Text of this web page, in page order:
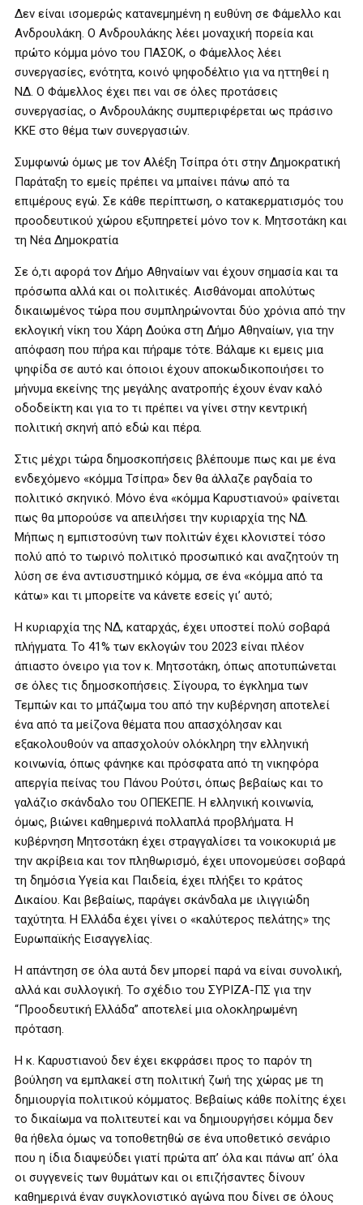
Δεν είναι ισομερώς κατανεμημένη η ευθύνη σε Φάμελλο και
Ανδρουλάκη. Ο Ανδρουλάκης λέει μοναχική πορεία και
πρώτο κόμμα μόνο του ΠΑΣΟΚ, ο Φάμελλος λέει
συνεργασίες, ενότητα, κοινό ψηφοδέλτιο για να ηττηθεί η
ΝΔ. Ο Φάμελλος έχει πει ναι σε όλες προτάσεις
συνεργασίας, ο Ανδρουλάκης συμπεριφέρεται ως πράσινο
ΚΚΕ στο θέμα των συνεργασιών.
Συμφωνώ όμως με τον Αλέξη Τσίπρα ότι στην Δημοκρατική
Παράταξη το εμείς πρέπει να μπαίνει πάνω από τα
επιμέρους εγώ. Σε κάθε περίπτωση, ο κατακερματισμός του
προοδευτικού χώρου εξυπηρετεί μόνο τον κ. Μητσοτάκη και
τη Νέα Δημοκρατία
Σε ό,τι αφορά τον Δήμο Αθηναίων ναι έχουν σημασία και τα
πρόσωπα αλλά και οι πολιτικές. Αισθάνομαι απολύτως
δικαιωμένος τώρα που συμπληρώνονται δύο χρόνια από την
εκλογική νίκη του Χάρη Δούκα στη Δήμο Αθηναίων, για την
απόφαση που πήρα και πήραμε τότε. Βάλαμε κι εμεις μια
ψηφίδα σε αυτό και όποιοι έχουν αποκωδικοποιήσει το
μήνυμα εκείνης της μεγάλης ανατροπής έχουν έναν καλό
οδοδείκτη και για το τι πρέπει να γίνει στην κεντρική
πολιτική σκηνή από εδώ και πέρα.
Στις μέχρι τώρα δημοσκοπήσεις βλέπουμε πως και με ένα
ενδεχόμενο «κόμμα Τσίπρα» δεν θα άλλαζε ραγδαία το
πολιτικό σκηνικό. Μόνο ένα «κόμμα Καρυστιανού» φαίνεται
πως θα μπορούσε να απειλήσει την κυριαρχία της ΝΔ.
Μήπως η εμπιστοσύνη των πολιτών έχει κλονιστεί τόσο
πολύ από το τωρινό πολιτικό προσωπικό και αναζητούν τη
λύση σε ένα αντισυστημικό κόμμα, σε ένα «κόμμα από τα
κάτω» και τι μπορείτε να κάνετε εσείς γι’ αυτό;
Η κυριαρχία της ΝΔ, καταρχάς, έχει υποστεί πολύ σοβαρά
πλήγματα. Το 41% των εκλογών του 2023 είναι πλέον
άπιαστο όνειρο για τον κ. Μητσοτάκη, όπως αποτυπώνεται
σε όλες τις δημοσκοπήσεις. Σίγουρα, το έγκλημα των
Τεμπών και το μπάζωμα του από την κυβέρνηση αποτελεί
ένα από τα μείζονα θέματα που απασχόλησαν και
εξακολουθούν να απασχολούν ολόκληρη την ελληνική
κοινωνία, όπως φάνηκε και πρόσφατα από τη νικηφόρα
απεργία πείνας του Πάνου Ρούτσι, όπως βεβαίως και το
γαλάζιο σκάνδαλο του ΟΠΕΚΕΠΕ. Η ελληνική κοινωνία,
όμως, βιώνει καθημερινά πολλαπλά προβλήματα. Η
κυβέρνηση Μητσοτάκη έχει στραγγαλίσει τα νοικοκυριά με
την ακρίβεια και τον πληθωρισμό, έχει υπονομεύσει σοβαρά
τη δημόσια Υγεία και Παιδεία, έχει πλήξει το κράτος
Δικαίου. Και βεβαίως, παράγει σκάνδαλα με ιλιγγιώδη
ταχύτητα. Η Ελλάδα έχει γίνει ο «καλύτερος πελάτης» της
Ευρωπαϊκής Εισαγγελίας.
Η απάντηση σε όλα αυτά δεν μπορεί παρά να είναι συνολική,
αλλά και συλλογική. Το σχέδιο του ΣΥΡΙΖΑ-ΠΣ για την
“Προοδευτική Ελλάδα” αποτελεί μια ολοκληρωμένη
πρόταση.
Η κ. Καρυστιανού δεν έχει εκφράσει προς το παρόν τη
βούληση να εμπλακεί στη πολιτική ζωή της χώρας με τη
δημιουργία πολιτικού κόμματος. Βεβαίως κάθε πολίτης έχει
το δικαίωμα να πολιτευτεί και να δημιουργήσει κόμμα δεν
θα ήθελα όμως να τοποθετηθώ σε ένα υποθετικό σενάριο
που η ίδια διαψεύδει γιατί πρώτα απ’ όλα και πάνω απ’ όλα
οι συγγενείς των θυμάτων και οι επιζήσαντες δίνουν
καθημερινά έναν συγκλονιστικό αγώνα που δίνει σε όλους